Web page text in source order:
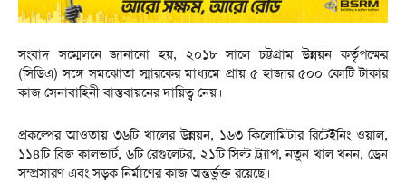
সংবাদ সম্মেলনে জানানো হয়, ২০১৮ সালে চট্টগ্রাম উন্নয়ন কর্তৃপক্ষের
(সিডিএ) সঙ্গে সমঝোতা স্মারকের মাধ্যমে প্রায় ৫ হাজার ৫০০ কোটি টাকার
কাজ সেনাবাহিনী বাস্তবায়নের দায়িত্ব নেয়।
প্রকল্পের আওতায় ৩৬টি খালের উন্নয়ন, ১৬৩ কিলোমিটার রিটেইনিং ওয়াল,
১১৪টি ব্রিজ কালভার্ট, ৬টি রেগুলেটর, ২১টি সিল্ট ট্র্যাপ, নতুন খাল খনন, ড্রেন
সম্প্রসারণ এবং সড়ক নির্মাণের কাজ অন্তর্ভুক্ত রয়েছে।